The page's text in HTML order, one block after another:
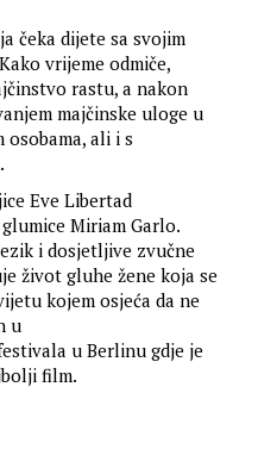
čeka dijete sa svojim
vrijeme odmiče,
rastu, a nakon
majčinske uloge u
ali i s
Eve Libertad
Miriam Garlo.
i dosjetljive zvučne
život gluhe žene koja se
kojem osjeća da ne
u
u Berlinu gdje je
film.